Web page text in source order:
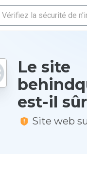
Le site
est-il
Site web